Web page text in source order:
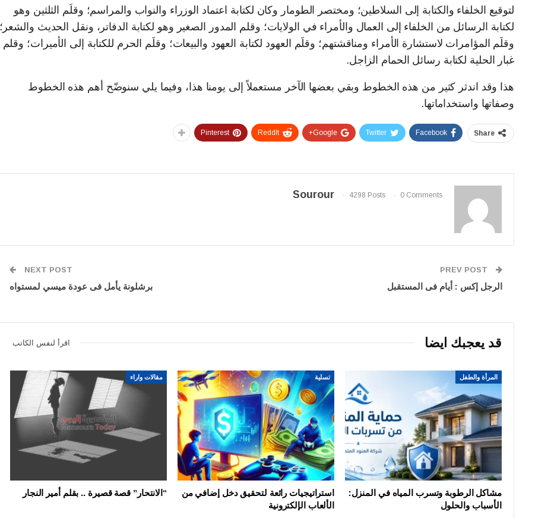
لتوقيع الخلفاء والكتابة إلى السلاطين؛ ومختصر الطومار وكان لكتابة اعتماد الوزراء والنواب والمراسم؛ وقلَم الثلثين وهو
لكتابة الرسائل من الخلفاء إلى العمال والأمراء في الولايات؛ وقلم المدور الصغير وهو لكتابة الدفاتر، ونقل الحديث والشعر؛
وقلَم المؤامرات لاستشارة الأمراء ومناقشتهم؛ وقلَم العهود لكتابة العهود والبيعات؛ وقلَم الحرم للكتابة إلى الأميرات؛ وقلم
غبار الحلية لكتابة رسائل الحمام الزاجل.
هذا وقد اندثر كثير من هذه الخطوط وبقي بعضها الآخر مستعملاً إلى يومنا هذا، وفيما يلي سنوضّح أهم هذه الخطوط
وصفاتها واستخداماتها.
Share
Facebook
Twitter
Google+
ReddIt
Pinterest
Sourour 4298 Posts 0 Comments
الرجل إكس : أيام فى المستقبل
NEXT POST
برشلونة يأمل فى عودة ميسي لمستواه
قد يعجبك ايضا اقرأ لنفس الكاتب
المرأة والطفل
مشاكل الرطوبة وتسرب المياه في المنزل:
الأسباب والحلول
تسلية
استراتيجيات رائعة لتحقيق دخل إضافي من
الألعاب الإلكترونية
مقالات واراء
“الانتحار” قصة قصيرة .. بقلم أمير النجار